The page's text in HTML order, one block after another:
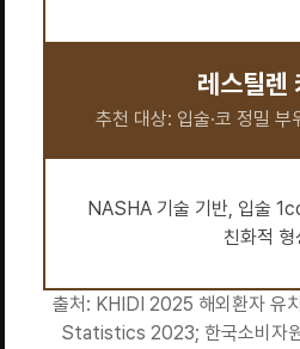
레스틸렌
추천 대상: 입술·코 정밀 부
NASHA 기술 기반, 입술
친화적 형
출처: KHIDI 2025 해외환자 유
Statistics 2023; 한국소비자